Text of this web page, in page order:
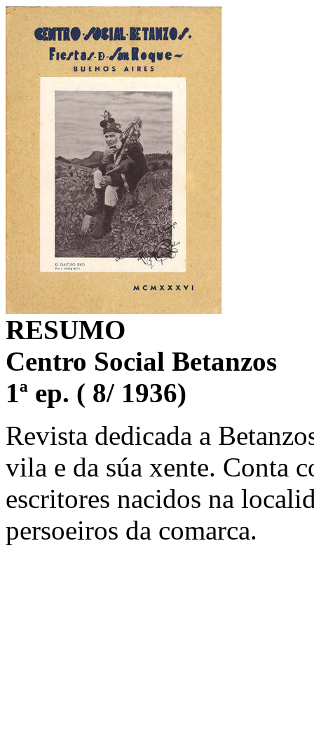
RESUMO
Centro Social Betanzos
1ª ep. ( 8/ 1936)
Revista dedicada a
vila e da súa xente. Conta
escritores nacidos na
persoeiros da comarca.